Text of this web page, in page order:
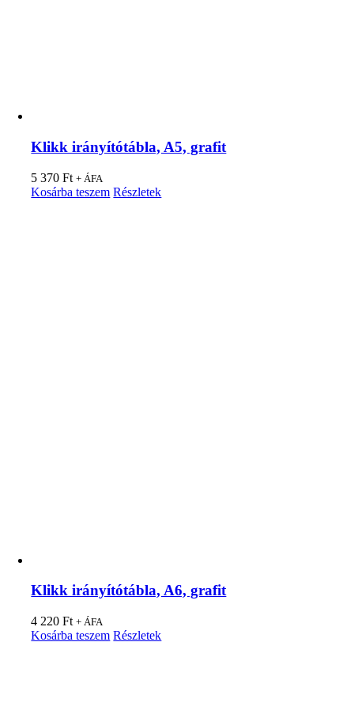
Klikk irányítótábla, A5, grafit
5 370Ft + ÁFA
Kosárba teszem Részletek
Klikk irányítótábla, A6, grafit
4 220Ft + ÁFA
Kosárba teszem Részletek